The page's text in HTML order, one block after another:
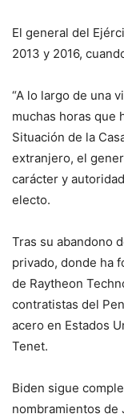
El general del
2013 y 2016,
“A lo largo de una
muchas horas que
Situación de la
extranjero, el
carácter y
electo.
Tras su abandono
privado, donde ha
de Raytheon
contratistas del
acero en Estados
Tenet.
Biden sigue
nombramientos de